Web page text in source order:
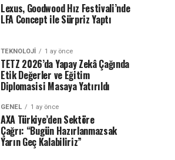
Lexus, Goodwood Hız Festivali’nde
LFA Concept ile Sürpriz Yaptı
TEKNOLOJI 1 ay önce
TETZ 2026’da Yapay Zekâ Çağında
Etik Değerler ve Eğitim
Diplomasisi Masaya Yatırıldı
GENEL 1 ay önce
AXA Türkiye’den Sektöre
Çağrı: “Bugün Hazırlanmazsak
Yarın Geç Kalabiliriz”